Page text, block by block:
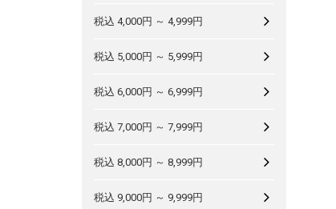
税込 4,000円 ～ 4,999円
税込 5,000円 ～ 5,999円
税込 6,000円 ～ 6,999円
税込 7,000円 ～ 7,999円
税込 8,000円 ～ 8,999円
税込 9,000円 ～ 9,999円